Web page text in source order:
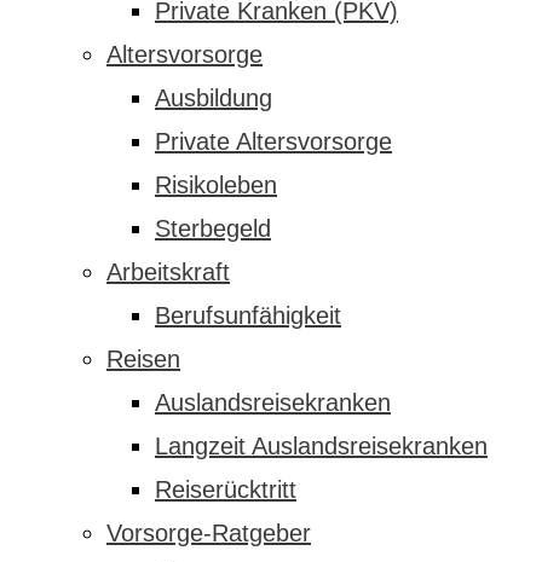
Private Kranken (PKV)
Altersvorsorge
Ausbildung
Private Altersvorsorge
Risikoleben
Sterbegeld
Arbeitskraft
Berufsunfähigkeit
Reisen
Auslandsreisekranken
Langzeit Auslandsreisekranken
Reiserücktritt
Vorsorge-Ratgeber